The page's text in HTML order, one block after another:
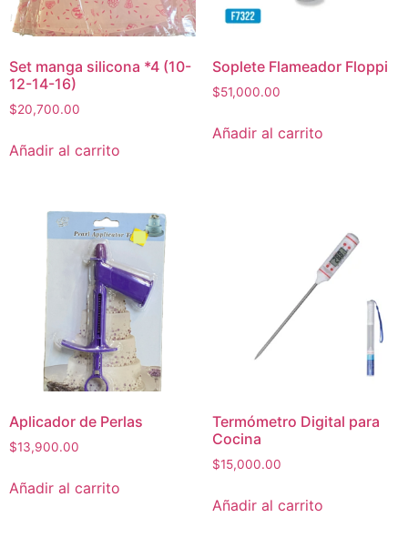
Set manga silicona *4 (10-
12-14-16)
$20,700.00
Añadir al carrito
Soplete Flameador Floppi
$51,000.00
Añadir al carrito
Aplicador de Perlas
$13,900.00
Añadir al carrito
Termómetro Digital para
Cocina
$15,000.00
Añadir al carrito